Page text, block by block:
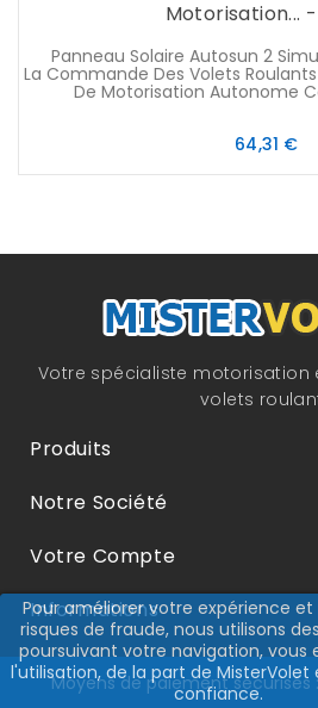
Pour améliorer votre expérience et
risques de fraude, nous utilisons
poursuivant votre navigation, vous
l'utilisation, de la part de MisterVolet
confiance.
Motorisation...
Panneau Solaire Autosun 2
La Commande Des Volets
De Motorisation Autonome
64,31 €Prix
Votre spécialiste motorisation
volets
Produits
Notre Société
Votre Compte
Informations
Moyens de paiement sécurisés